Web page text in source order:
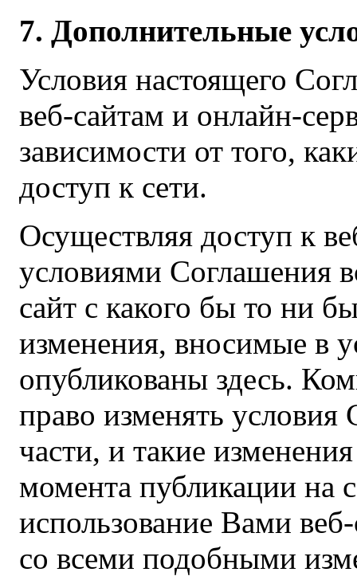
7. Дополнительные
Условия настоящего
веб-сайтам и онлайн-
зависимости от того,
доступ к сети.
Осуществляя доступ к
условиями Соглашения
сайт с какого бы то ни
изменения, вносимые в
опубликованы здесь.
право изменять
части, и такие
момента публикации на
использование Вами
со всеми подобными